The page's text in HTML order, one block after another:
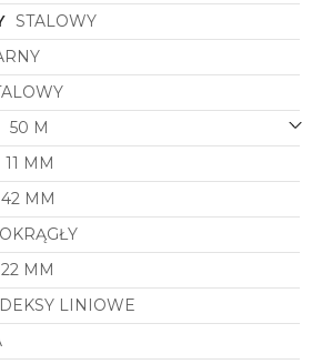
to nie tylko zegarek, to także
i doskonałego rzemiosła
Dla każdego mężczyzny,
klasyki z nowoczesnością i
wartości, ten
wyborem. Niech stanie
elementem codziennej rutyny,
styl i przypominającym o
nie wyjdą z mody.
STALOWY
50 M
11 MM
42 MM
OKRĄGŁY
22 MM
LINIOWE